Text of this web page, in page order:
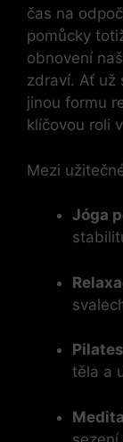
čas na
pomůcky
obnovení
zdraví. Ať už
jinou formu
klíčovou roli
Mezi
Jóga
těla a